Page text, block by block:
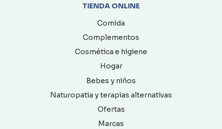
TIENDA ONLINE
Comida
Complementos
Cosmética e higiene
Hogar
Bebes y niños
Naturopatia y terapias alternativas
Ofertas
Marcas